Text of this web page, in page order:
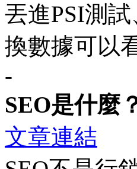
丟進PSI測
換數據可以
-
SEO是什麼
文章連結